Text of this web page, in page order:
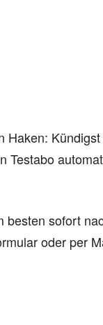
Haken:
Testabo
sofort
oder per